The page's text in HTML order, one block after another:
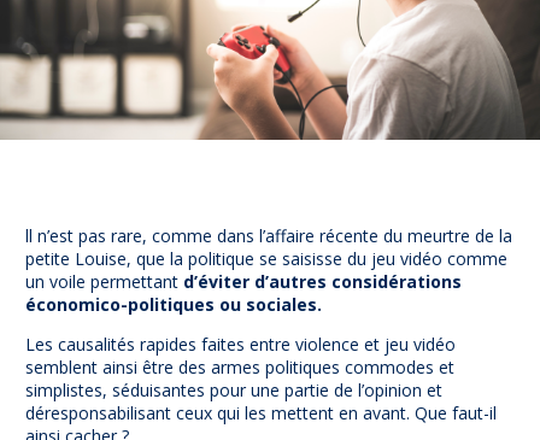
NUAJE : NUmérique et Appropriation par la Jeunesse
Parents Sentinelles des écrans
Pari Risqué : Prévenir l’addiction aux jeux d’argent en
ligne
Espace presse
ll n’est pas rare, comme dans l’affaire récente du meurtre de la
petite Louise, que la politique se saisisse du jeu vidéo comme
un voile permettant d’éviter d’autres considérations
économico-politiques ou sociales.
Les causalités rapides faites entre violence et jeu vidéo
semblent ainsi être des armes politiques commodes et
simplistes, séduisantes pour une partie de l’opinion et
déresponsabilisant ceux qui les mettent en avant. Que faut-il